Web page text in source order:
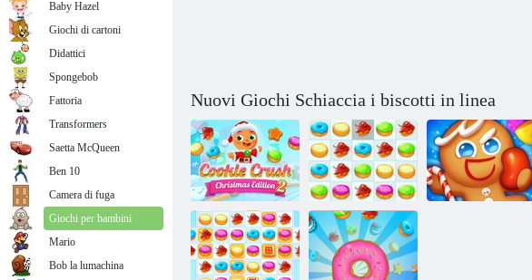
Nuovi Giochi Schiaccia i biscotti in linea
Cookie Crush
Natale 2
Cookie Crush 4
Baby Hazel
Giochi di cartoni
Didattici
Spongebob
Fattoria
Transformers
Saetta McQueen
Ben 10
Camera di fuga
Giochi per bambini
Mario
Bob la lumachina